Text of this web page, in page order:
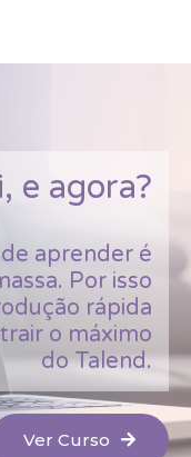
e agora?
aprender é
Por isso
rápida
o máximo
do Talend.
Ver Curso